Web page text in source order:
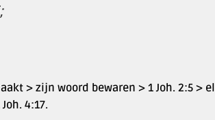
> zijn woord bewaren > 1 Joh. 2:5 >
4:17.